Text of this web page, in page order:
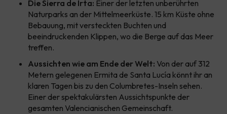
Die Sierra de Irta: Einer der letzten unberührten
Naturparks an der Mittelmeerküste. 15 km Küste ohne
Bebauung, mit versteckten Buchten und
beeindruckenden Klippen, wo die Berge auf das Meer
treffen.
Aussichten wie am Ende der Welt: Von der auf 312
Metern gelegenen Ermita de Santa Lucía könnt ihr an
klaren Tagen bis zu den Columbretes-Inseln sehen.
Einer der spektakulärsten Aussichtspunkte der
gesamten Valencianischen Gemeinschaft.